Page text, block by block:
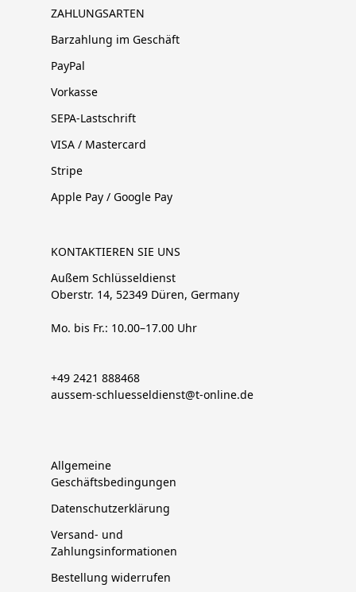
ZAHLUNGSARTEN
Barzahlung im Geschäft
PayPal
Vorkasse
SEPA-Lastschrift
VISA / Mastercard
Stripe
Apple Pay / Google Pay
KONTAKTIEREN SIE UNS
Außem Schlüsseldienst
Oberstr. 14, 52349 Düren, Germany
Mo. bis Fr.: 10.00–17.00 Uhr
+49 2421 888468
aussem-schluesseldienst@t-online.de
Allgemeine
Geschäftsbedingungen
Datenschutzerklärung
Versand- und
Zahlungsinformationen
Bestellung widerrufen